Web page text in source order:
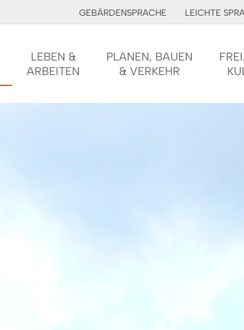
GEBÄRDENSPRACHE LEICHTE
LEBEN &
ARBEITEN
PLANEN, BAUEN
& VERKEHR